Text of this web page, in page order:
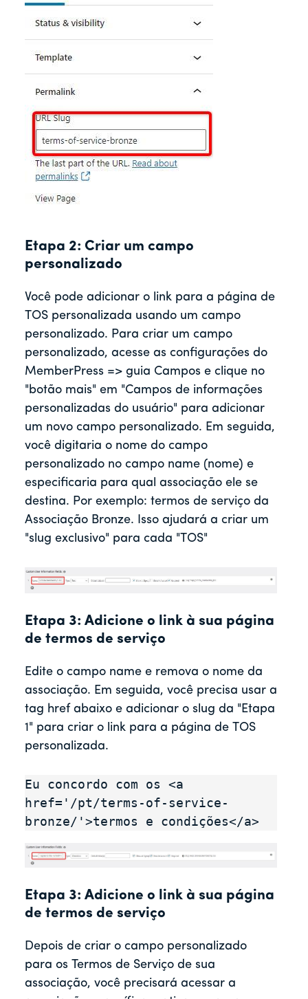
Etapa 2: Criar um campo
personalizado
Você pode adicionar o link para a página de
TOS personalizada usando um campo
personalizado. Para criar um campo
personalizado, acesse as configurações do
MemberPress => guia Campos e clique no
"botão mais" em "Campos de informações
personalizadas do usuário" para adicionar
um novo campo personalizado. Em seguida,
você digitaria o nome do campo
personalizado no campo name (nome) e
especificaria para qual associação ele se
destina. Por exemplo: termos de serviço da
Associação Bronze. Isso ajudará a criar um
"slug exclusivo" para cada "TOS"
Etapa 3: Adicione o link à sua página
de termos de serviço
Edite o campo name e remova o nome da
associação. Em seguida, você precisa usar a
tag href abaixo e adicionar o slug da "Etapa
1" para criar o link para a página de TOS
personalizada.
Eu concordo com os <a
href='/pt/terms-of-service-
bronze/'>termos e condições</a>
Etapa 3: Adicione o link à sua página
de termos de serviço
Depois de criar o campo personalizado
para os Termos de Serviço de sua
associação, você precisará acessar a